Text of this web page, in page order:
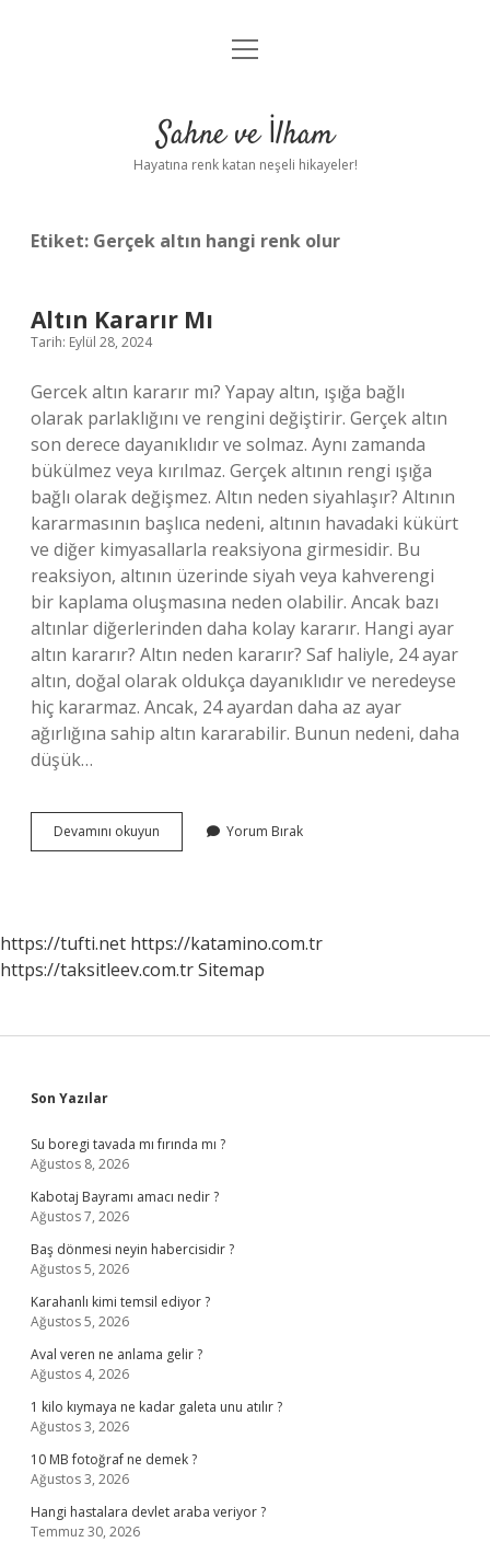
Anasayfa
Yasal Uyarı
menüyü
Sahne ve İlham
Hayatına renk katan neşeli hikayeler!
Etiket: Gerçek altın hangi renk olur
Altın Kararır Mı
Tarih: Eylül 28, 2024
Gercek altın kararır mı? Yapay altın, ışığa bağlı
olarak parlaklığını ve rengini değiştirir. Gerçek altın
son derece dayanıklıdır ve solmaz. Aynı zamanda
bükülmez veya kırılmaz. Gerçek altının rengi ışığa
bağlı olarak değişmez. Altın neden siyahlaşır? Altının
kararmasının başlıca nedeni, altının havadaki kükürt
ve diğer kimyasallarla reaksiyona girmesidir. Bu
reaksiyon, altının üzerinde siyah veya kahverengi
bir kaplama oluşmasına neden olabilir. Ancak bazı
altınlar diğerlerinden daha kolay kararır. Hangi ayar
altın kararır? Altın neden kararır? Saf haliyle, 24 ayar
altın, doğal olarak oldukça dayanıklıdır ve neredeyse
hiç kararmaz. Ancak, 24 ayardan daha az ayar
ağırlığına sahip altın kararabilir. Bunun nedeni, daha
düşük…
Devamını okuyun
Kararır
Yorum Bırak
https://tufti.net https://katamino.com.tr
https://taksitleev.com.trSitemap
Sidebar
Son Yazılar
Su boregi tavada mı fırında mı ?
Ağustos 8, 2026
Kabotaj Bayramı amacı nedir ?
Ağustos 7, 2026
Baş dönmesi neyin habercisidir ?
Ağustos 5, 2026
Karahanlı kimi temsil ediyor ?
Ağustos 5, 2026
Aval veren ne anlama gelir ?
Ağustos 4, 2026
1 kilo kıymaya ne kadar galeta unu atılır ?
Ağustos 3, 2026
10 MB fotoğraf ne demek ?
Ağustos 3, 2026
Hangi hastalara devlet araba veriyor ?
Temmuz 30, 2026